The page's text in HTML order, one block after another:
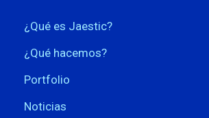
¿Qué es Jaestic?
¿Qué hacemos?
Portfolio
Noticias